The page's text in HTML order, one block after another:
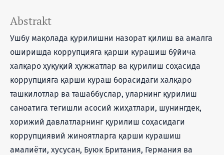
Abstrakt
Ушбу мақолада қурилишни назорат қилиш ва амалга
оширишда коррупцияга қарши курашиш бўйича
халқаро ҳуқуқий ҳужжатлар ва қурилиш соҳасида
коррупцияга қарши кураш борасидаги халқаро
ташкилотлар ва ташаббуслар, уларнинг қурилиш
саноатига тегишли асосий жиҳатлари, шунингдек,
хорижий давлатларнинг қурилиш соҳасидаги
коррупциявий жиноятларга қарши курашиш
амалиёти, хусусан, Буюк Британия, Германия ва